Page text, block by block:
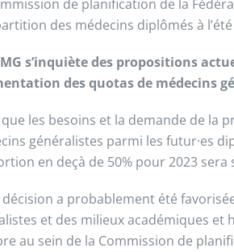
de planification de la
des médecins diplômés à l’été
s’inquiète des propositions
des quotas de médecins
les besoins et la demande de la
généralistes parmi les futur·es
en deçà de 50% pour 2023
décision a probablement été
et des milieux académiques et
au sein de la Commission de